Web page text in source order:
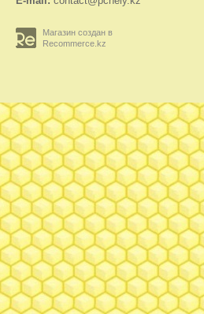
Магазин создан в
Recommerce.kz